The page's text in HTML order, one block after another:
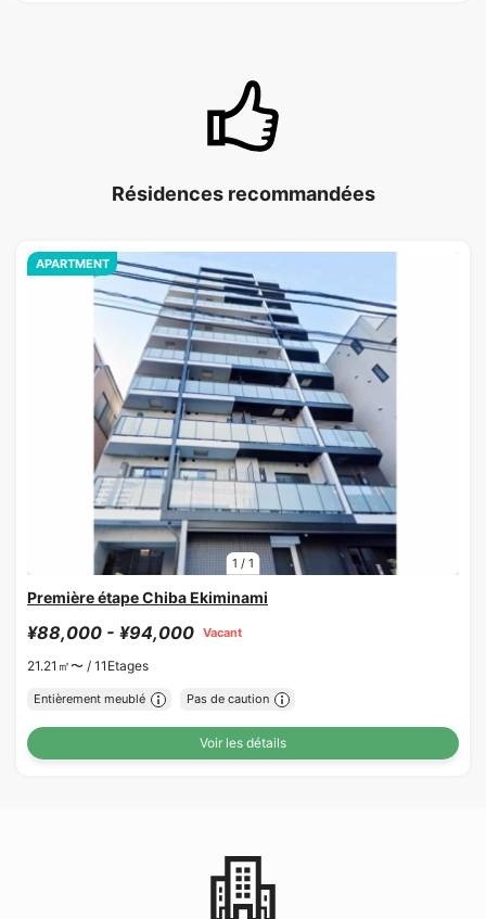
Résidences recommandées
1 / 1
APARTMENT
Première étape Chiba Ekiminami
¥88,000 - ¥94,000 Vacant
21.21㎡〜 / 11Etages
Entièrement meublé Pas de caution
Voir les détails